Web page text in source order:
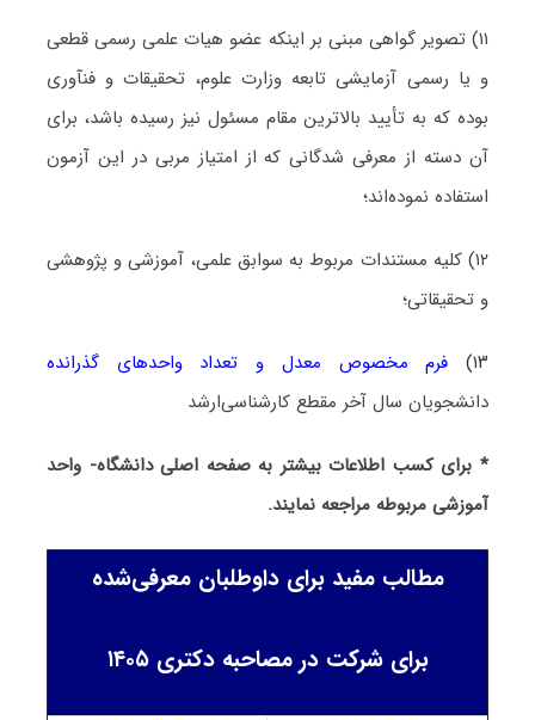
۱۱) تصویر گواهی مبنی بر اینکه عضو هیات علمی رسمی قطعی
و یا رسمی آزمایشی تابعه وزارت علوم، تحقیقات و فنآوری
بوده که به تأیید بالاترین مقام مسئول نیز رسیده باشد، برای
آن دسته از معرفی شدگانی که از امتیاز مربی در این آزمون
استفاده نموده‌اند؛
۱۲) کلیه مستندات مربوط به سوابق علمی، آموزشی و پژوهشی
و تحقیقاتی؛
۱۳)
فرم مخصوص معدل و تعداد واحدهای گذرانده
دانشجویان سال آخر مقطع کارشناسی‌ارشد
* برای کسب اطلاعات بیشتر به صفحه اصلی دانشگاه- واحد
آموزشی مربوطه مراجعه نمایند.
مطالب مفید برای داوطلبان معرفی‌شده
برای شرکت در مصاحبه دکتری ۱۴۰۵